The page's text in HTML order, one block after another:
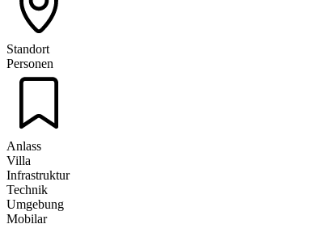
Standort
Personen
Anlass
Villa
Infrastruktur
Technik
Umgebung
Mobilar